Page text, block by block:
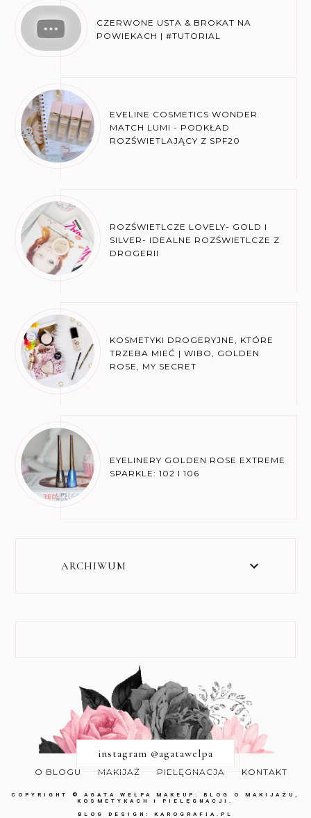
CZERWONE USTA & BROKAT NA
POWIEKACH | #TUTORIAL
EVELINE COSMETICS WONDER
MATCH LUMI - PODKŁAD
ROZŚWIETLAJĄCY Z SPF20
ROZŚWIETLCZE LOVELY- GOLD I
SILVER- IDEALNE ROZŚWIETLCZE Z
DROGERII
KOSMETYKI DROGERYJNE, KTÓRE
TRZEBA MIEĆ | WIBO, GOLDEN
ROSE, MY SECRET
EYELINERY GOLDEN ROSE EXTREME
SPARKLE: 102 I 106
ARCHIWUM
instagram @agatawelpa
O BLOGU MAKIJAŻ PIELĘGNACJA KONTAKT
COPYRIGHT ©AGATA WEŁPA MAKEUP: BLOG O MAKIJAŻU,
KOSMETYKACH I PIELĘGNACJI.
BLOG DESIGN: KAROGRAFIA.PL